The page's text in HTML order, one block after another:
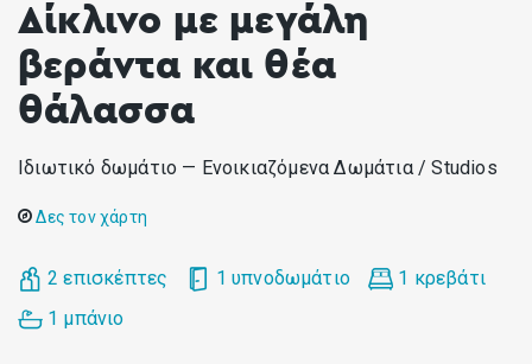
Δίκλινο με μεγάλη
βεράντα και θέα
θάλασσα
Ιδιωτικό δωμάτιο — Ενοικιαζόμενα Δωμάτια / Studios
Δες τον χάρτη
2 επισκέπτες 1 υπνοδωμάτιο
1 κρεβάτι
1 μπάνιο